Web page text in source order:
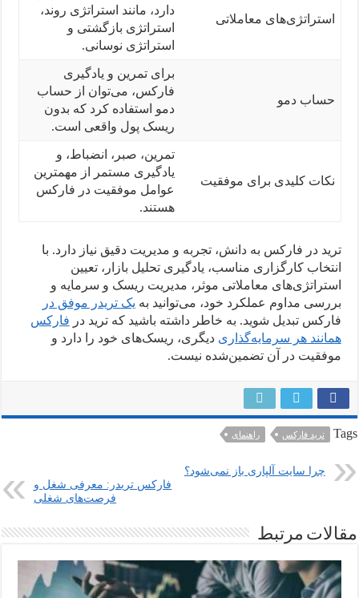
استراتژی‌های معاملاتی
دارد، مانند استراتژی روند،
استراتژی بازگشتی و
استراتژی نوسانی.
حساب دمو
برای تمرین و یادگیری
فارکس، می‌توان از حساب
دمو استفاده کرد که بدون
ریسک پول واقعی است.
نکات کلیدی برای موفقیت
تمرین، صبر، انضباط، و
یادگیری مستمر از مهمترین
عوامل موفقیت در فارکس
هستند.
ترید در فارکس به دانش، تجربه و مدیریت دقیق نیاز دارد. با
انتخاب کارگزاری مناسب، یادگیری تحلیل بازار، تعیین
استراتژی‌های معاملاتی موثر، مدیریت ریسک و سرمایه و
بررسی مداوم عملکرد خود، می‌توانید به یک تریدر موفق در
فارکس تبدیل شوید. به خاطر داشته باشید که ترید در فارکس
همانند هر سرمایه‌گذاری دیگری، ریسک‌های خود را دارد و
موفقیت در آن تضمین‌شده نیست.
Tags ترید فارکس راهنمای
چرا سایت آلپاری باز نمی‌شود؟
فارکس تریدر: معرفی شغل و
فرصت‌های شغلی
مقالات مرتبط